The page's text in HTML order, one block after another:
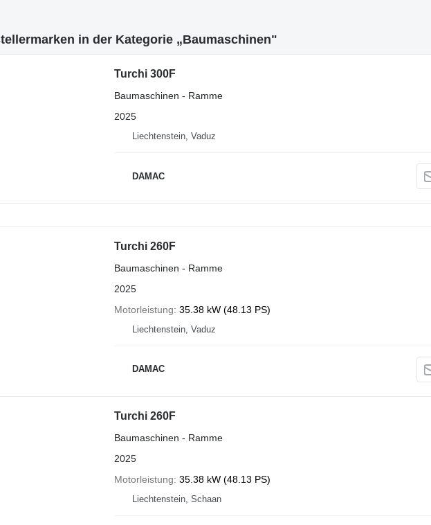
in der Kategorie „Baumaschinen"
Turchi 300F
Baumaschinen - Ramme
2025
Liechtenstein, Vaduz
DAMAC
Turchi 260F
Baumaschinen - Ramme
2025
Motorleistung 35.38 kW (48.13 PS)
Liechtenstein, Vaduz
DAMAC
Turchi 260F
Baumaschinen - Ramme
2025
Motorleistung 35.38 kW (48.13 PS)
Liechtenstein, Schaan